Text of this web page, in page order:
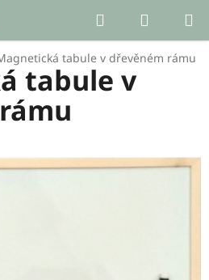
Hledat
KOŠÍK
tabule v dřevěném rámu
tabule v